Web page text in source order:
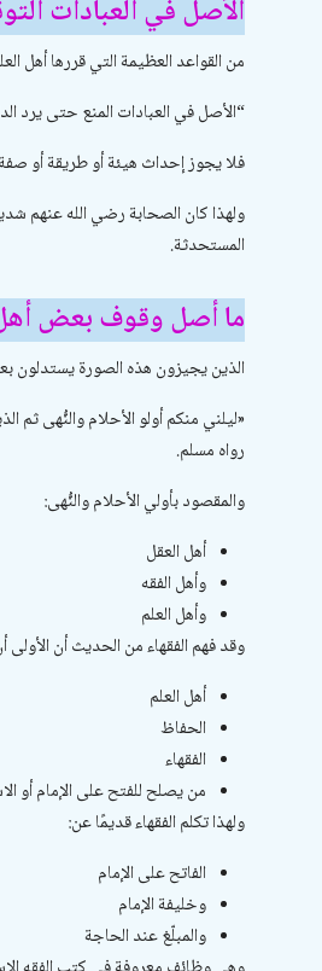
الأصل في العبادات
من القواعد العظيمة التي قررها أهل
“الأصل في العبادات المنع حتى يرد
فلا يجوز إحداث هيئة أو طريقة أو صفة
ولهذا كان الصحابة رضي الله عنهم
المستحدثة.
ما أصل وقوف بعض أهل
الذين يجيزون هذه الصورة يستدلون
«ليلني منكم أولو الأحلام والنُّهى ثم
رواه مسلم.
والمقصود بأولي الأحلام والنُّهى:
أهل العقل
وأهل الفقه
وأهل العلم
وقد فهم الفقهاء من الحديث أن
أهل العلم
الحفاظ
الفقهاء
من يصلح للفتح على الإمام أو
ولهذا تكلم الفقهاء قديمًا عن:
الفاتح على الإمام
وخليفة الإمام
والمبلّغ عند الحاجة